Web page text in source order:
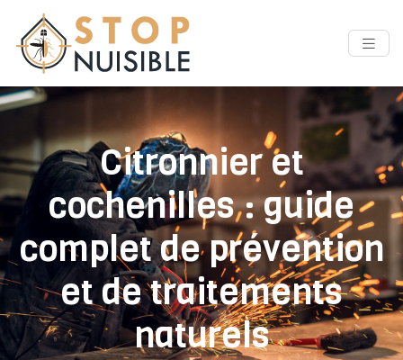
Citronnier et
cochenilles : guide
complet de prévention
et de traitements
naturels